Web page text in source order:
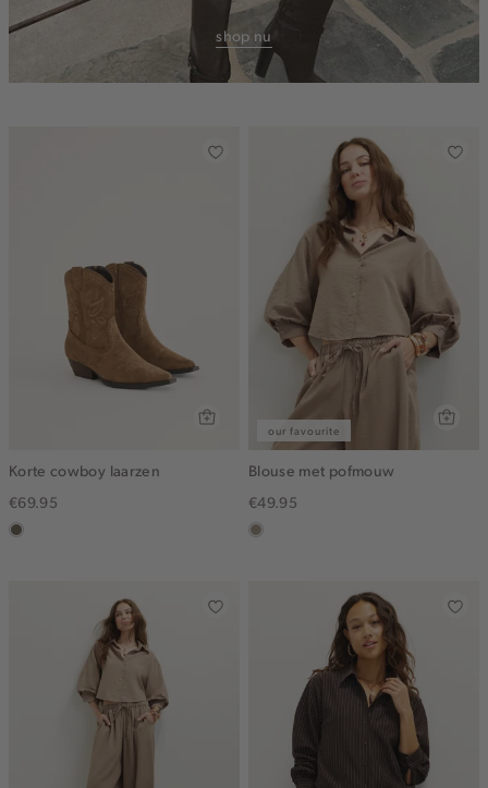
shop nu
Korte cowboy laarzen
€69.95
middenbruin
our favourite
Blouse met pofmouw
€49.95
taupe,